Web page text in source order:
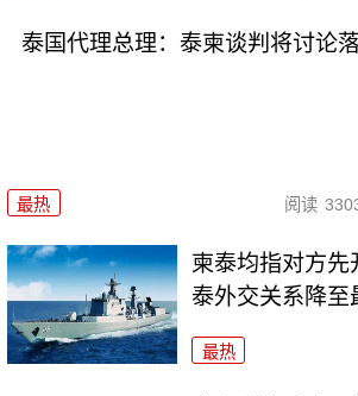
泰国代理总理：泰柬谈判将讨论
最热 阅读
柬泰均指对方先
泰外交关系降至
最热